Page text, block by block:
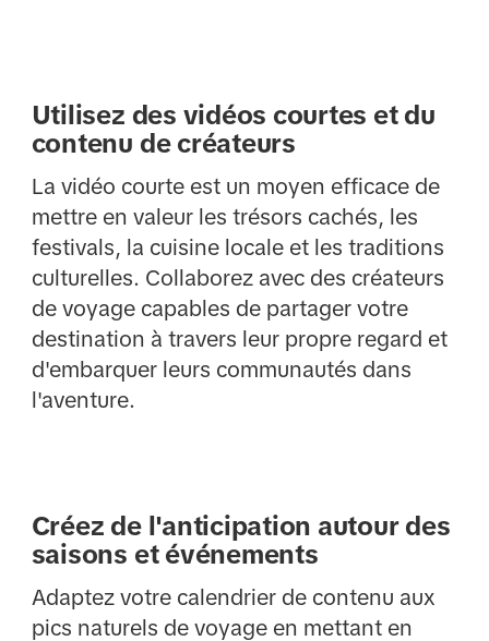
Utilisez des vidéos courtes et du
contenu de créateurs
La vidéo courte est un moyen efficace de
mettre en valeur les trésors cachés, les
festivals, la cuisine locale et les traditions
culturelles. Collaborez avec des créateurs
de voyage capables de partager votre
destination à travers leur propre regard et
d'embarquer leurs communautés dans
l'aventure.
Créez de l'anticipation autour des
saisons et événements
Adaptez votre calendrier de contenu aux
pics naturels de voyage en mettant en